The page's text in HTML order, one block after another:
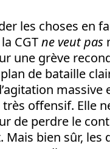
les choses en
CGTne veut pas
une grève
de bataille
massive
offensif. Elle
de perdre le
Mais bien sûr, les